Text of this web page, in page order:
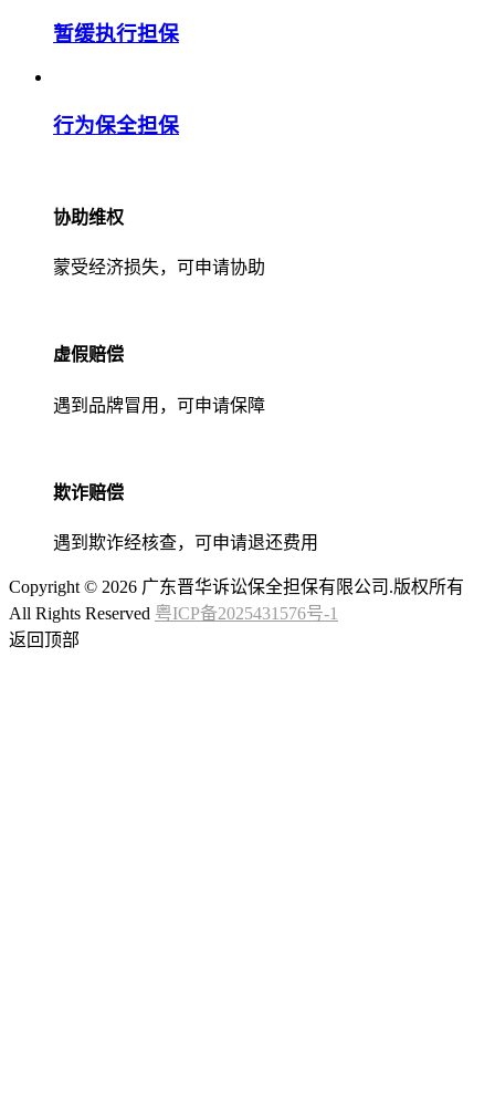
暂缓执行担保
行为保全担保
协助维权
蒙受经济损失，可申请协助
虚假赔偿
遇到品牌冒用，可申请保障
欺诈赔偿
遇到欺诈经核查，可申请退还费用
Copyright © 2026 广东晋华诉讼保全担保有限公司.版权所有
All Rights Reserved 粤ICP备2025431576号-1
返回顶部